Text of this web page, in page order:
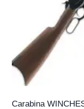
Carabina